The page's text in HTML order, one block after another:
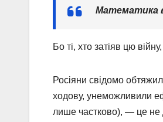
Математика
Бо ті, хто затіяв цю
Росіяни свідомо
ходову, унеможливили
лише частково), — це не